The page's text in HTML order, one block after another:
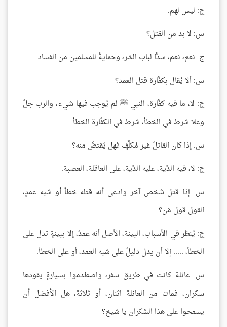
ج: ليس لهم.
س: لا بد من القتل؟
ج: نعم، نعم، سدًّا لباب الشر، وحمايةً للمسلمين من الفساد.
س: ألا يُقال بكفَّارة قتل العمد؟
ج: لا، ما فيه كفَّارة، النبي ﷺ لم يُوجب فيها شيء، والرب جلَّ
وعلا شرط في الخطأ، شرط في الكفَّارة الخطأ.
س: إذا كان القاتلُ غير مُكلَّفٍ فهل يُقتصُّ منه؟
ج: لا، فيه الدِّية، عليه الدِّية، على العاقلة، العصبة.
س: إذا قتل شخص آخر وادعى أنه قتله خطأ أو شبه عمدٍ،
القول قول مَن؟
ج: يُنظر في الأسباب، البينة، الأصل أنه عمدٌ، إلا ببينةٍ تدل على
الخطأ، ..... إلا أن يدل دليلٌ على شبه العمد، أو على الخطأ.
س: عائلة كانت في طريق سفر، واصطدموا بسيارةٍ يقودها
سكران، فمات من العائلة اثنان، أو ثلاثة، هل الأفضل أن
يسمحوا على هذا السَّكران يا شيخ؟